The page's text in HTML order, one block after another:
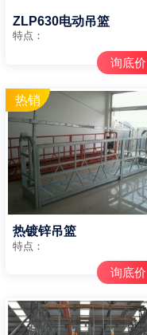
ZLP630电动吊篮
特点：
询底价
热镀锌吊篮
特点：
询底价